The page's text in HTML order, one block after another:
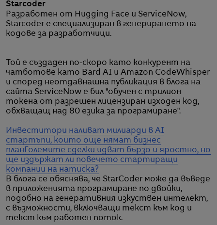
Starcoder
Разработен от Hugging Face и ServiceNow,
Starcoder е специализиран в генерирането на
кодове за разработчици.
Той е създаден по-скоро като конкурент на
чатботове като Bard AI и Amazon CodeWhisper
и според неотдавнашна публикация в блога на
сайта ServiceNow е бил "обучен с трилион
токена от разрешен лицензиран изходен код,
обхващащ над 80 езика за програмиране".
Инвеститори наливат милиарди в AI
стартъпи, които още нямат бизнес
план Големите сделки идват бързо и яростно, но
ще издържат ли повечето стартиращи
компании на натиска?
В блога се обяснява, че StarCoder може да въведе
в приложенията програмиране по двойки,
подобно на генеративния изкуствен интелект,
с възможности, включващи текст към код и
текст към работен поток.